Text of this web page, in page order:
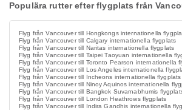
Populära rutter efter flygplats från
Flyg från Vancouver till Hongkongs internationella
Flyg från Vancouver till Calgary internationella flygplats
Flyg från Vancouver till Naritas internationella flygplats
Flyg från Vancouver till Taipei Taoyuan internationella
Flyg från Vancouver till Toronto Pearson internationella
Flyg från Vancouver till Los Angeles internationella
Flyg från Vancouver till Incheons internationella flygplats
Flyg från Vancouver till Ninoy Aquinos internationella
Flyg från Vancouver till Bangkok Suvarnabhumis
Flyg från Vancouver till London Heathrows flygplats
Flyg från Vancouver till Indira Gandhis internationella